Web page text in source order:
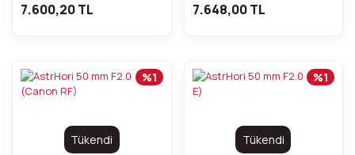
7.600,20 TL 7.648,00 TL
Tükendi
%1
Tükendi
%1